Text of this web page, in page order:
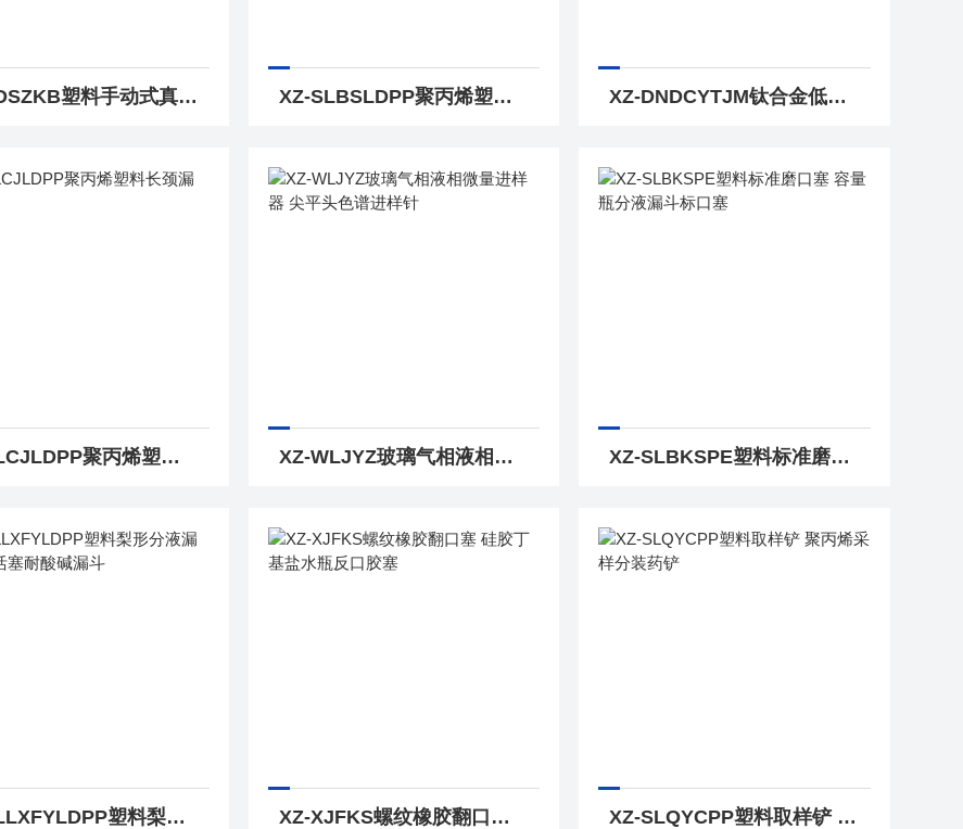
XZ-SDSZKB塑料手动式真空泵 手持式抽滤抽气泵 XZ-SLBSLDPP聚丙烯塑料布氏漏斗 滤纸塑料抽滤漏斗 XZ-DNDCYTJM钛合金低浓度颗粒物采样头硅胶帽堵头
XZ-SLCJLDPP聚丙烯塑料长颈漏斗 XZ-WLJYZ玻璃气相液相微量进样器 尖平头色谱进样针 XZ-SLBKSPE塑料标准磨口塞 容量瓶分液漏斗标口塞
XZ-SLLXFYLDPP塑料梨形分液漏斗 四氟活塞耐酸碱漏斗 XZ-XJFKS螺纹橡胶翻口塞 硅胶丁基盐水瓶反口胶塞 XZ-SLQYCPP塑料取样铲 聚丙烯采样分装药铲